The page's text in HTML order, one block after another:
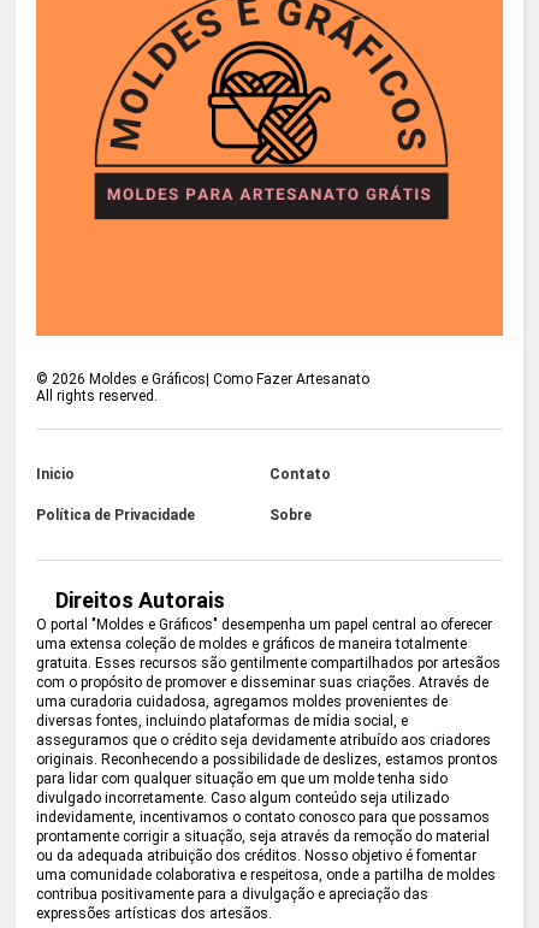
©2026 Moldes e Gráficos| Como Fazer Artesanato
All rights reserved.
Inicio Contato
Política de Privacidade Sobre
Direitos Autorais
O portal "Moldes e Gráficos" desempenha um papel central ao oferecer
uma extensa coleção de moldes e gráficos de maneira totalmente
gratuita. Esses recursos são gentilmente compartilhados por artesãos
com o propósito de promover e disseminar suas criações. Através de
uma curadoria cuidadosa, agregamos moldes provenientes de
diversas fontes, incluindo plataformas de mídia social, e
asseguramos que o crédito seja devidamente atribuído aos criadores
originais. Reconhecendo a possibilidade de deslizes, estamos prontos
para lidar com qualquer situação em que um molde tenha sido
divulgado incorretamente. Caso algum conteúdo seja utilizado
indevidamente, incentivamos o contato conosco para que possamos
prontamente corrigir a situação, seja através da remoção do material
ou da adequada atribuição dos créditos. Nosso objetivo é fomentar
uma comunidade colaborativa e respeitosa, onde a partilha de moldes
contribua positivamente para a divulgação e apreciação das
expressões artísticas dos artesãos.